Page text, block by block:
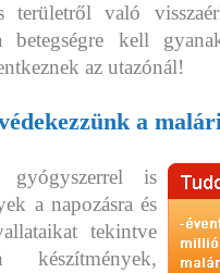
területről való
kell
az utazónál!
a
is
a napozásra és
tekintve